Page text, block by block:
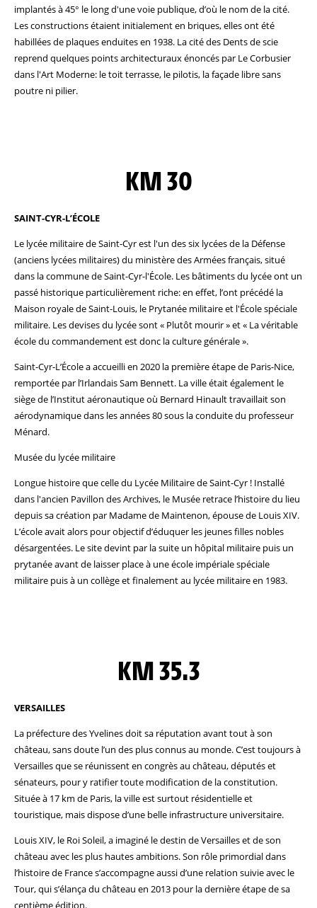
implantés à 45° le long d'une voie publique, d’où le nom de la cité.
Les constructions étaient initialement en briques, elles ont été
habillées de plaques enduites en 1938. La cité des Dents de scie
reprend quelques points architecturaux énoncés par Le Corbusier
dans l'Art Moderne: le toit terrasse, le pilotis, la façade libre sans
poutre ni pilier.
KM 30
SAINT-CYR-L’ÉCOLE
Le lycée militaire de Saint-Cyr est l'un des six lycées de la Défense
(anciens lycées militaires) du ministère des Armées français, situé
dans la commune de Saint-Cyr-l'École. Les bâtiments du lycée ont un
passé historique particulièrement riche: en effet, l’ont précédé la
Maison royale de Saint-Louis, le Prytanée militaire et l'École spéciale
militaire. Les devises du lycée sont « Plutôt mourir » et « La véritable
école du commandement est donc la culture générale ».
Saint-Cyr-L’École a accueilli en 2020 la première étape de Paris-Nice,
remportée par l’Irlandais Sam Bennett. La ville était également le
siège de l’Institut aéronautique où Bernard Hinault travaillait son
aérodynamique dans les années 80 sous la conduite du professeur
Ménard.
Musée du lycée militaire
Longue histoire que celle du Lycée Militaire de Saint-Cyr ! Installé
dans l'ancien Pavillon des Archives, le Musée retrace l’histoire du lieu
depuis sa création par Madame de Maintenon, épouse de Louis XIV.
L’école avait alors pour objectif d’éduquer les jeunes filles nobles
désargentées. Le site devint par la suite un hôpital militaire puis un
prytanée avant de laisser place à une école impériale spéciale
militaire puis à un collège et finalement au lycée militaire en 1983.
KM 35.3
VERSAILLES
La préfecture des Yvelines doit sa réputation avant tout à son
château, sans doute l’un des plus connus au monde. C’est toujours à
Versailles que se réunissent en congrès au château, députés et
sénateurs, pour y ratifier toute modification de la constitution.
Située à 17 km de Paris, la ville est surtout résidentielle et
touristique, mais dispose d’une belle infrastructure universitaire.
Louis XIV, le Roi Soleil, a imaginé le destin de Versailles et de son
château avec les plus hautes ambitions. Son rôle primordial dans
l’histoire de France s’accompagne aussi d’une relation suivie avec le
Tour, qui s’élança du château en 2013 pour la dernière étape de sa
centième édition.